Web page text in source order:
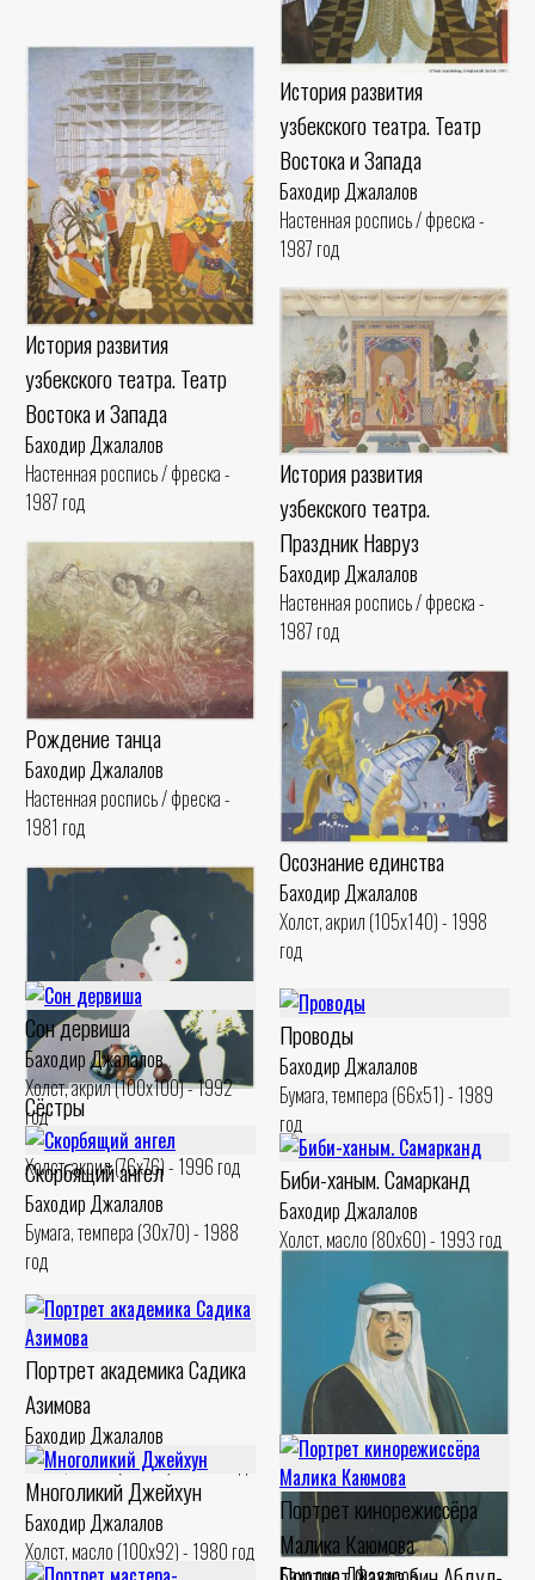
История развития
узбекского театра. Театр
Востока и Запада
Баходир Джалалов
Настенная роспись / фреска -
1987 год
История развития
узбекского театра. Театр
Востока и Запада
Баходир Джалалов
Настенная роспись / фреска -
1987 год
История развития
узбекского театра.
Праздник Навруз
Баходир Джалалов
Настенная роспись / фреска -
1987 год
Рождение танца
Баходир Джалалов
Настенная роспись / фреска -
1981 год
Осознание единства
Баходир Джалалов
Холст, акрил (105x140) - 1998
год
Сёстры
Баходир Джалалов
Холст, акрил (76x76) - 1996 год
Сон дервиша
Баходир Джалалов
Холст, акрил (100x100) - 1992
год
Проводы
Баходир Джалалов
Бумага, темпера (66x51) - 1989
год
Скорбящий ангел
Баходир Джалалов
Бумага, темпера (30x70) - 1988
год
Биби-ханым. Самарканд
Баходир Джалалов
Холст, масло (80x60) - 1993 год
Портрет академика Садика
Азимова
Баходир Джалалов
Холст, масло (60x80) - 1998 год
Портрет кинорежиссёра
Малика Каюмова
Многоликий Джейхун
Баходир Джалалов
Холст, масло (100x92) - 1980 год